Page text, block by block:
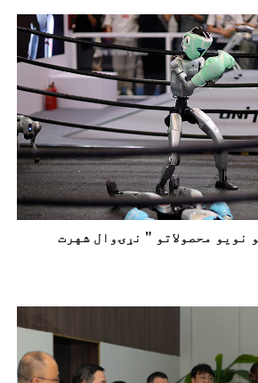
نویو محصولاتو " نړۍوال شهرت